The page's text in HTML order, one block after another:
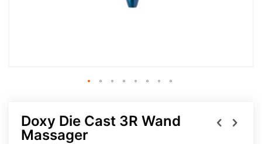
Doxy Die Cast 3R Wand
Massager